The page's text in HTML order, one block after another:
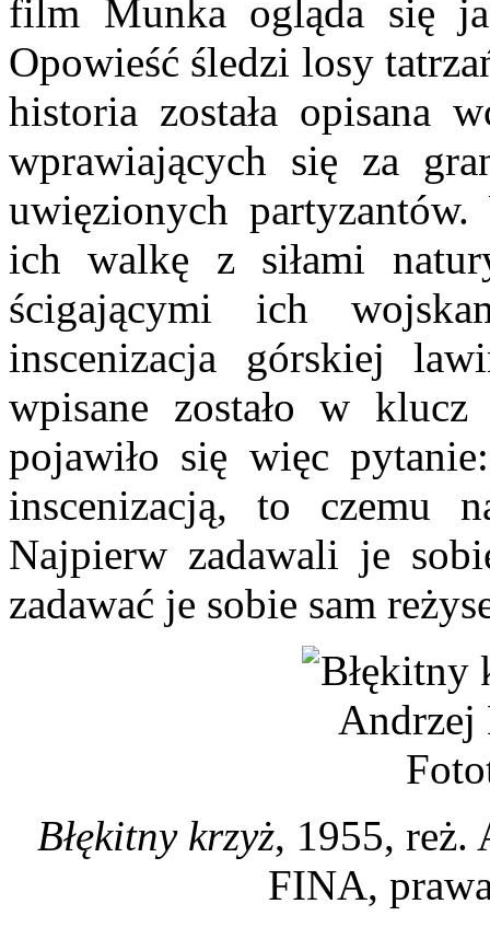
film Munka ogląda się
Opowieść śledzi losy
historia została opisana
wprawiających się za
uwięzionych
ich walkę z siłami
ścigającymi ich
inscenizacja górskiej
wpisane zostało w
pojawiło się więc
inscenizacją, to czemu
Najpierw zadawali je
zadawać je sobie sam
Błękitny krzyż, 1955, reż.
FINA,